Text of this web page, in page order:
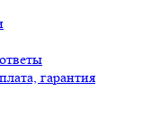
гарантия